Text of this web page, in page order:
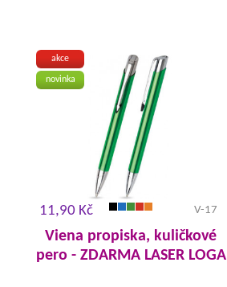
akce
novinka
11,90 Kč V-17
Viena propiska, kuličkové
pero - ZDARMA LASER LOGA